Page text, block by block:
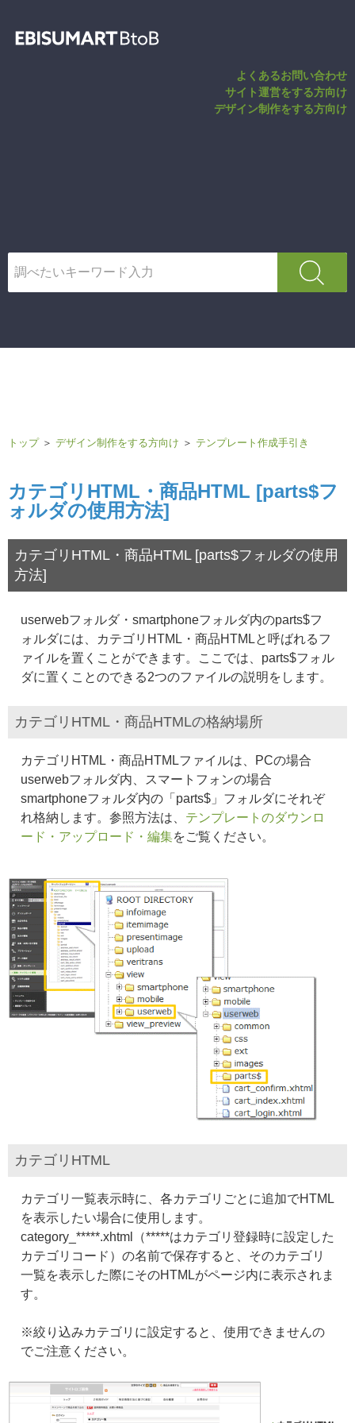
よくあるお問い合わせ
サイト運営をする方向け
デザイン制作をする方向け
トップ ＞ デザイン制作をする方向け ＞ テンプレート作成手引き
カテゴリHTML・商品HTML [parts$フ
ォルダの使用方法]
カテゴリHTML・商品HTML [parts$フォルダの使用
方法]
userwebフォルダ・ smartphoneフォルダ内のparts$フ
ォルダには、カテゴリHTML・商品HTMLと呼ばれるフ
ァイルを置くことができます。ここでは、parts$フォル
ダに置くことのできる2つのファイルの説明をします。
カテゴリHTML・商品HTMLの格納場所
カテゴリHTML・商品HTMLファイルは、PCの場合
userwebフォルダ内、
スマートフォンの場合
smartphoneフォルダ内の「parts$」フォルダにそれぞ
れ格納します。参照方法は、 テンプレートのダウンロ
ード・アップロード・編集をご覧ください。
カテゴリHTML
カテゴリ一覧表示時に、各カテゴリごとに追加でHTML
を表示したい場合に使用します。
category_*****.xhtml（*****はカテゴリ登録時に設定した
カテゴリコード）の名前で保存すると、そのカテゴリ
一覧を表示した際にそのHTMLがページ内に表示されま
す。
※絞り込みカテゴリに設定すると、使用できませんの
でご注意ください。